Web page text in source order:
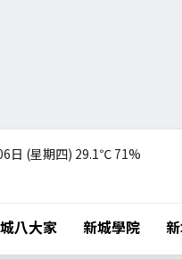
日 (星期四) 29.1℃ 71%
八大家 新城學院